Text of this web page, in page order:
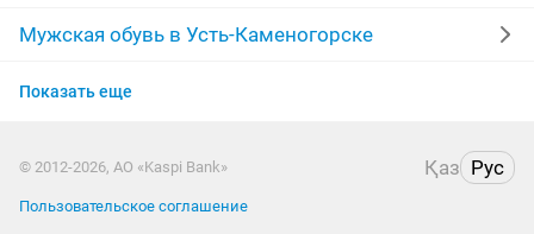
ботинки весна состояние отличное
новые зимние
Мужская обувь в Усть-Каменогорске
Мужская обувь в Актобе
Показать еще
© 2012-2026, АО «Kaspi Bank» Қаз Рус
Пользовательское соглашение